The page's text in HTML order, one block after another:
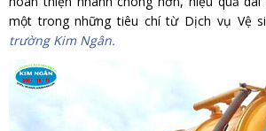
một trong những tiêu chí từ Dịch vụ Vệ
trường Kim Ngân.